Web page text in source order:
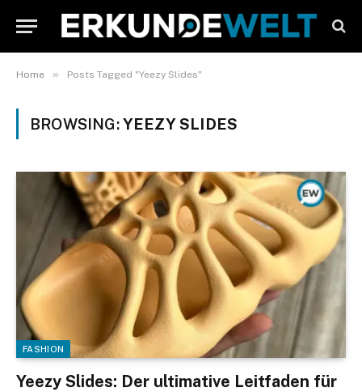
Home » Posts Tagged "Yeezy Slides"
BROWSING:YEEZY SLIDES
FASHION
Yeezy Slides: Der ultimative Leitfaden für